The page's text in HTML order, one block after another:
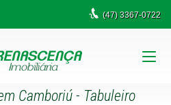
(47)3367-0722
Camboriú - Tabuleiro